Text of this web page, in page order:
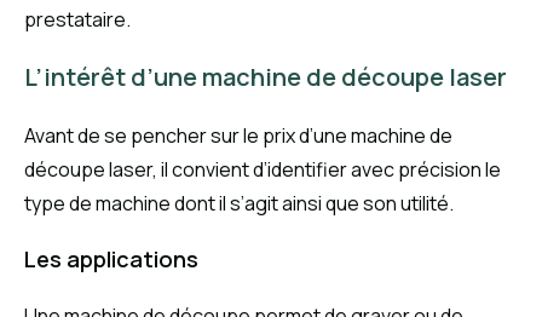
prestataire.
L’intérêt d’une machine de découpe laser
Avant de se pencher sur le prix d’une machine de
découpe laser, il convient d’identifier avec précision le
type de machine dont il s’agit ainsi que son utilité.
Les applications